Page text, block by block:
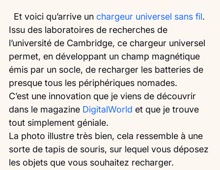
  Et voici qu’arrive un
chargeur universel sans fil.
Issu des laboratoires de recherches de
l’université de Cambridge, ce chargeur universel
permet, en développant un champ magnétique
émis par un socle, de recharger les batteries de
presque tous les périphériques nomades.
C’est une innovation que je viens de découvrir
dans le magazine DigitalWorld et que je trouve
tout simplement géniale.
La photo illustre très bien, cela ressemble à une
sorte de tapis de souris, sur lequel vous déposez
les objets que vous souhaitez recharger.